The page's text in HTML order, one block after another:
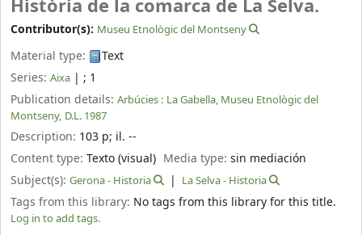
Història de la comarca de La Selva.
Contributor(s): Museu Etnològic del Montseny
Material type:
Text
Series: Aixa | ; 1
Publication details: Arbúcies : La Gabella, Museu Etnològic del
Montseny, D.L. 1987
Description: 103 p; il. --
Content type: Texto (visual) Media type:sin mediación
Subject(s): Gerona - Historia La Selva - Historia
Tags from this library: No tags from this library for this title.
Log in to add tags.